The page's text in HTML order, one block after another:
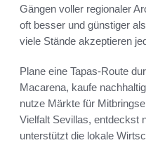
Gängen voller regionaler
oft besser und günstiger
viele Stände akzeptieren
Plane eine Tapas-Route
Macarena, kaufe
nutze Märkte für
Vielfalt Sevillas, entdeckst
unterstützt die lokale